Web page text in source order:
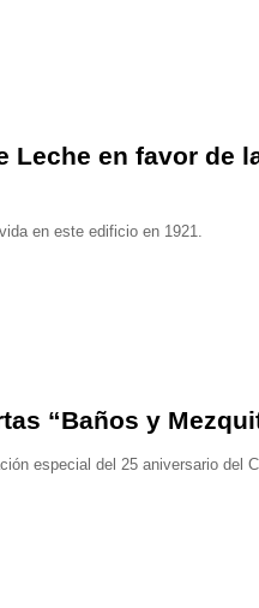
Leche en favor de
en este edificio en 1921.
“Baños y
especial del 25 aniversario del